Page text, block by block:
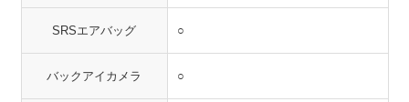
SRSエアバッグ ○
バックアイカメラ ○